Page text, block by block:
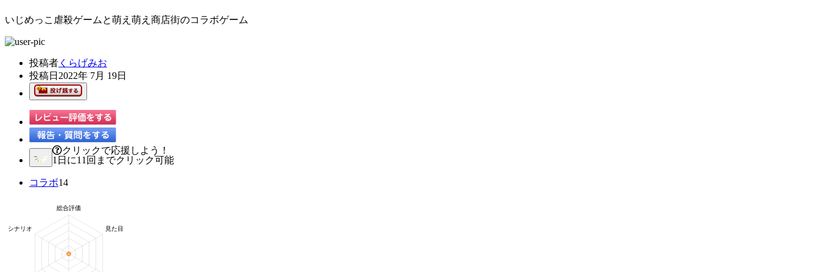
いじめっこ虐殺ゲームと萌え萌え商店街のコラボゲーム
投稿者 くらげみお
投稿日 2022年 7月 19日
クリックで応援しよう！
1日に11回までクリック可能
コラボ14